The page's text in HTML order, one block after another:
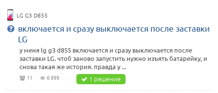
LG G3 D855
включается и сразу выключается после заставки
LG
у меня lg g3 d855 включается и сразу выключается после
заставки LG. чтоб заново запустить нужно изъять батарейку, и
снова такая же история. правда у ...
11 6 999 1 решение